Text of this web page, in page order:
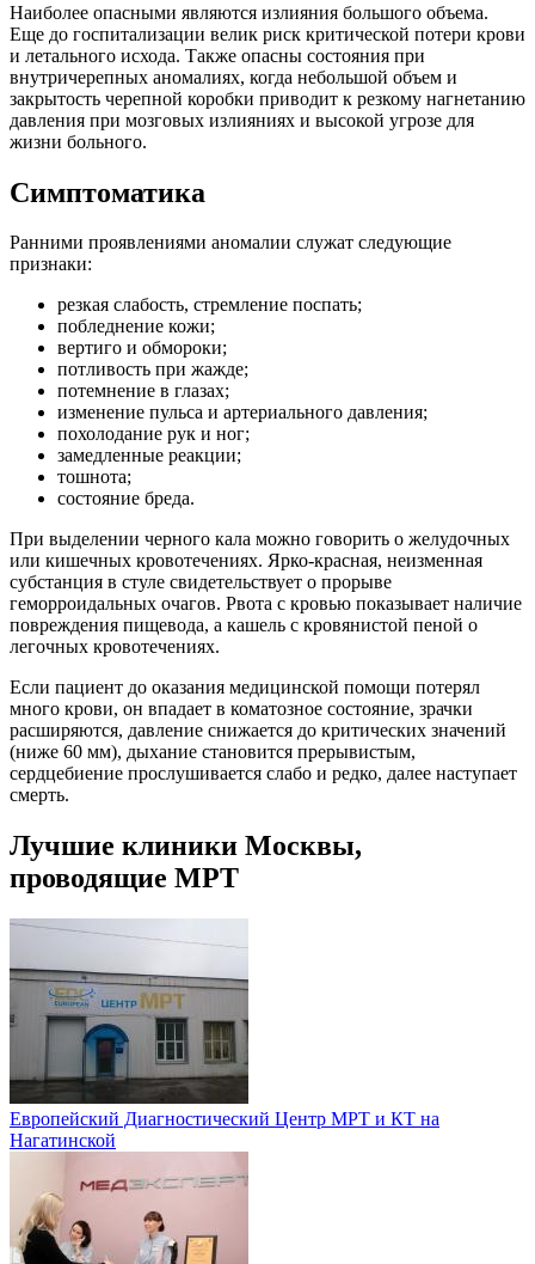
Наиболее опасными являются излияния большого объема.
Еще до госпитализации велик риск критической потери крови
и летального исхода. Также опасны состояния при
внутричерепных аномалиях, когда небольшой объем и
закрытость черепной коробки приводит к резкому нагнетанию
давления при мозговых излияниях и высокой угрозе для
жизни больного.
Симптоматика
Ранними проявлениями аномалии служат следующие
признаки:
резкая слабость, стремление поспать;
побледнение кожи;
вертиго и обмороки;
потливость при жажде;
потемнение в глазах;
изменение пульса и артериального давления;
похолодание рук и ног;
замедленные реакции;
тошнота;
состояние бреда.
При выделении черного кала можно говорить о желудочных
или кишечных кровотечениях. Ярко-красная, неизменная
субстанция в стуле свидетельствует о прорыве
геморроидальных очагов. Рвота с кровью показывает наличие
повреждения пищевода, а кашель с кровянистой пеной о
легочных кровотечениях.
Если пациент до оказания медицинской помощи потерял
много крови, он впадает в коматозное состояние, зрачки
расширяются, давление снижается до критических значений
(ниже 60 мм), дыхание становится прерывистым,
сердцебиение прослушивается слабо и редко, далее наступает
смерть.
Лучшие клиники Москвы,
проводящие МРТ
Европейский Диагностический Центр МРТ и КТ на
Нагатинской